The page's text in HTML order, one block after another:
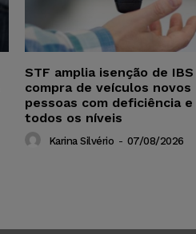
STF amplia isenção de
compra de veículos novos
pessoas com deficiência
todos os níveis
Karina Silvério - 07/08/2026